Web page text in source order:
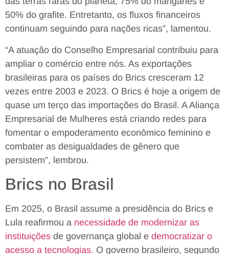
50% do grafite. Entretanto, os fluxos financeiros
continuam seguindo para nações ricas”, lamentou.
“A atuação do Conselho Empresarial contribuiu para
ampliar o comércio entre nós. As exportações
brasileiras para os países do Brics cresceram 12
vezes entre 2003 e 2023. O Brics é hoje a origem de
quase um terço das importações do Brasil. A Aliança
Empresarial de Mulheres está criando redes para
fomentar o empoderamento econômico feminino e
combater as desigualdades de gênero que
persistem”, lembrou.
Brics no Brasil
Em 2025, o Brasil assume a presidência do Brics e
Lula reafirmou a necessidade de modernizar as
instituições de governança global e democratizar o
acesso a tecnologias. O governo brasileiro, segundo